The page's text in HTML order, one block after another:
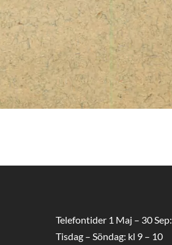
Telefontider 1 Maj – 30 Sep:
Tisdag – Söndag: kl 9 – 10